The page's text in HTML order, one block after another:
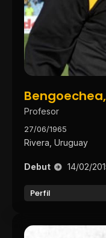
Profesor
27/06/1965
Rivera, Uruguay
Debut 14/02/
Perfil